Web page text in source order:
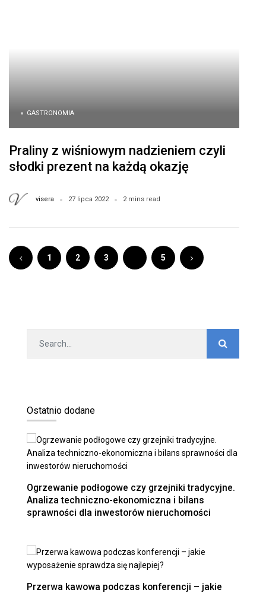
GASTRONOMIA
Praliny z wiśniowym nadzieniem czyli
słodki prezent na każdą okazję
visera 27 lipca 2022 2 mins read
1 2 3 5
Ostatnio dodane
Ogrzewanie podłogowe czy grzejniki tradycyjne.
Analiza techniczno-ekonomiczna i bilans
sprawności dla inwestorów nieruchomości
Przerwa kawowa podczas konferencji – jakie